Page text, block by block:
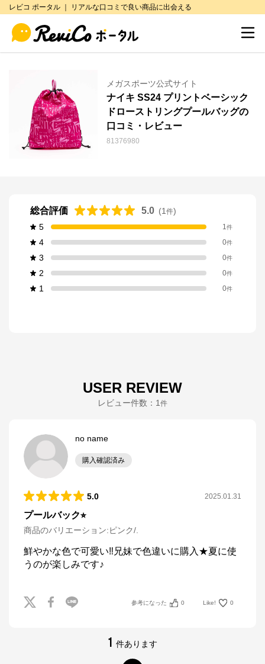
レビコ ポータル ｜ リアルな口コミで良い商品に出会える
メガスポーツ公式サイト
ナイキ SS24 プリントベーシック
ドローストリングプールバッグの
口コミ・レビュー
81376980
総合評価 5.0 (1 件)
5
1件
4 0件
3 0件
2 0件
1 0件
USER REVIEW
レビュー件数： 1 件
no name
購入確認済み
5.0 2025.01.31
プールバック⭐︎
商品のバリエーション:ピンク/.
鮮やかな色で可愛い‼︎兄妹で色違いに購入★夏に使
うのが楽しみです♪
参考になった 0 Like! 0
1 件あります